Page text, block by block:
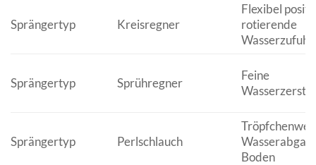
Sprängertyp Kreisregner
Flexibel
rotierende
Wasserzufuhr
Sprängertyp Sprühregner
Feine
Sprängertyp Perlschlauch
Boden